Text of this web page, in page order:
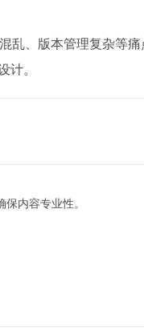
乱、版本管理复杂等
。
内容专业性。